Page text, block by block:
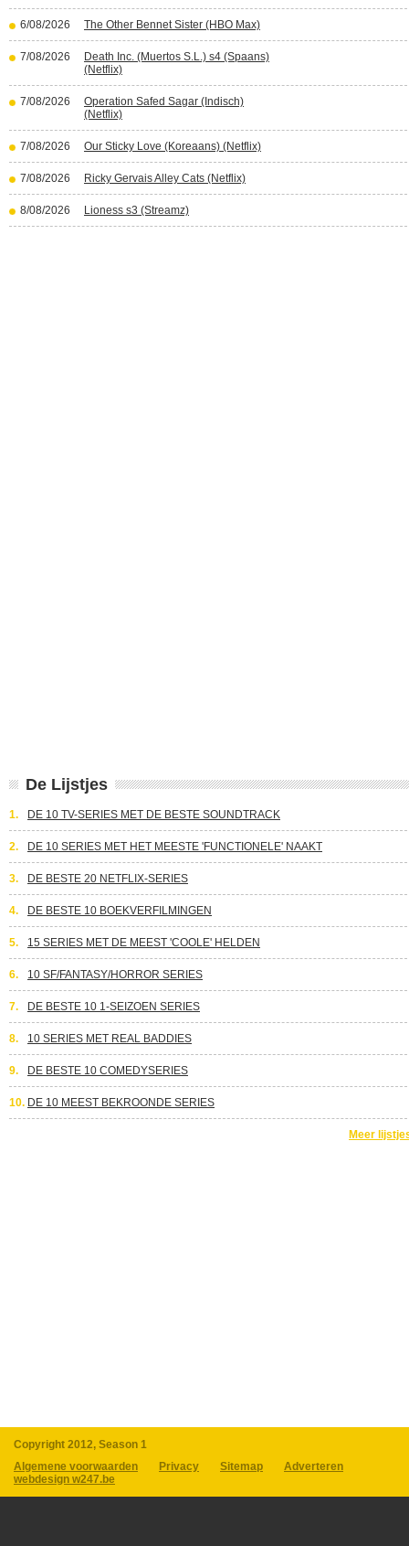
6/08/2026 The Other Bennet Sister (HBO Max)
7/08/2026
Death Inc. (Muertos S.L.) s4 (Spaans)
(Netflix)
7/08/2026
Operation Safed Sagar (Indisch)
(Netflix)
7/08/2026 Our Sticky Love (Koreaans) (Netflix)
7/08/2026 Ricky Gervais Alley Cats (Netflix)
8/08/2026 Lioness s3 (Streamz)
De Lijstjes
1. DE 10 TV-SERIES MET DE BESTE SOUNDTRACK
2. DE 10 SERIES MET HET MEESTE 'FUNCTIONELE' NAAKT
3. DE BESTE 20 NETFLIX-SERIES
4. DE BESTE 10 BOEKVERFILMINGEN
5. 15 SERIES MET DE MEEST 'COOLE' HELDEN
6. 10 SF/FANTASY/HORROR SERIES
7. DE BESTE 10 1-SEIZOEN SERIES
8. 10 SERIES MET REAL BADDIES
9. DE BESTE 10 COMEDYSERIES
10. DE 10 MEEST BEKROONDE SERIES
Meer
Copyright 2012, Season 1
Algemene voorwaarden
Privacy Sitemap
Adverteren
webdesign w247.be